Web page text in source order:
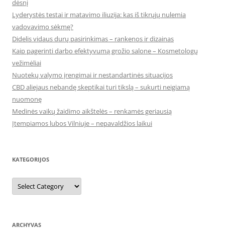
dėsnį
Lyderystės testai ir matavimo iliuzija: kas iš tikrųjų nulemia
vadovavimo sėkmę?
Didelis vidaus durų pasirinkimas – rankenos ir dizainas
Kaip pagerinti darbo efektyvumą grožio salone – Kosmetologų
vežimėliai
Nuotekų valymo įrengimai ir nestandartinės situacijos
CBD aliejaus nebandę skeptikai turi tikslą – sukurti neigiamą
nuomonę
Medinės vaikų žaidimo aikštelės – renkamės geriausią
Įtempiamos lubos Vilniuje – nepavaldžios laikui
KATEGORIJOS
Kategorijos
ARCHYVAS